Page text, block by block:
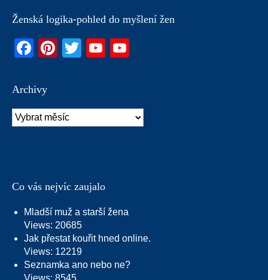
Ženská logika-pohled do myšlení žen
Facebook
Pinterest
TwitterYouTube
Archivy
Archivy
Co vás nejvíc zaujalo
Mladší muž a starší žena
Views: 20685
Jak přestat kouřit hned online.
Views: 12219
Seznamka ano nebo ne?
Views: 8545